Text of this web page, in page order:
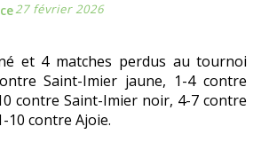
27 février 2026
et 4 matches perdus au tournoi
Saint-Imier jaune, 1-4 contre
contre Saint-Imier noir, 4-7 contre
10 contre Ajoie.